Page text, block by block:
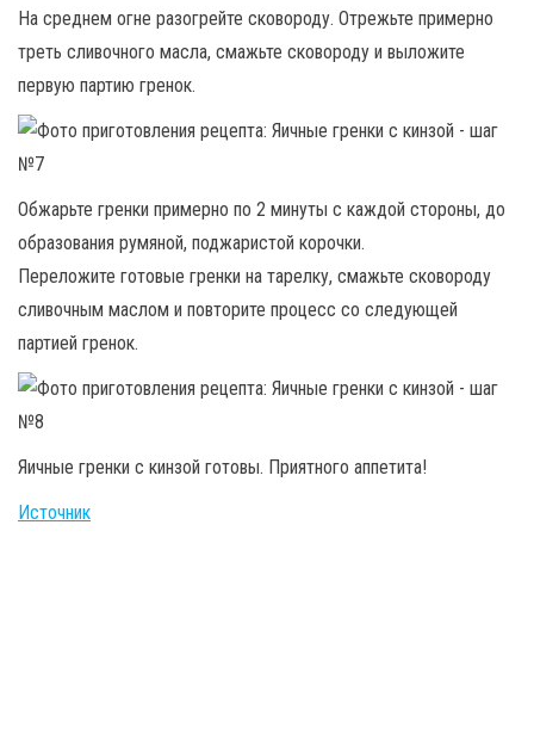
На среднем огне разогрейте сковороду. Отрежьте примерно
треть сливочного масла, смажьте сковороду и выложите
первую партию гренок.
Обжарьте гренки примерно по 2 минуты с каждой стороны, до
образования румяной, поджаристой корочки.
Переложите готовые гренки на тарелку, смажьте сковороду
сливочным маслом и повторите процесс со следующей
партией гренок.
Яичные гренки с кинзой готовы. Приятного аппетита!
Источник